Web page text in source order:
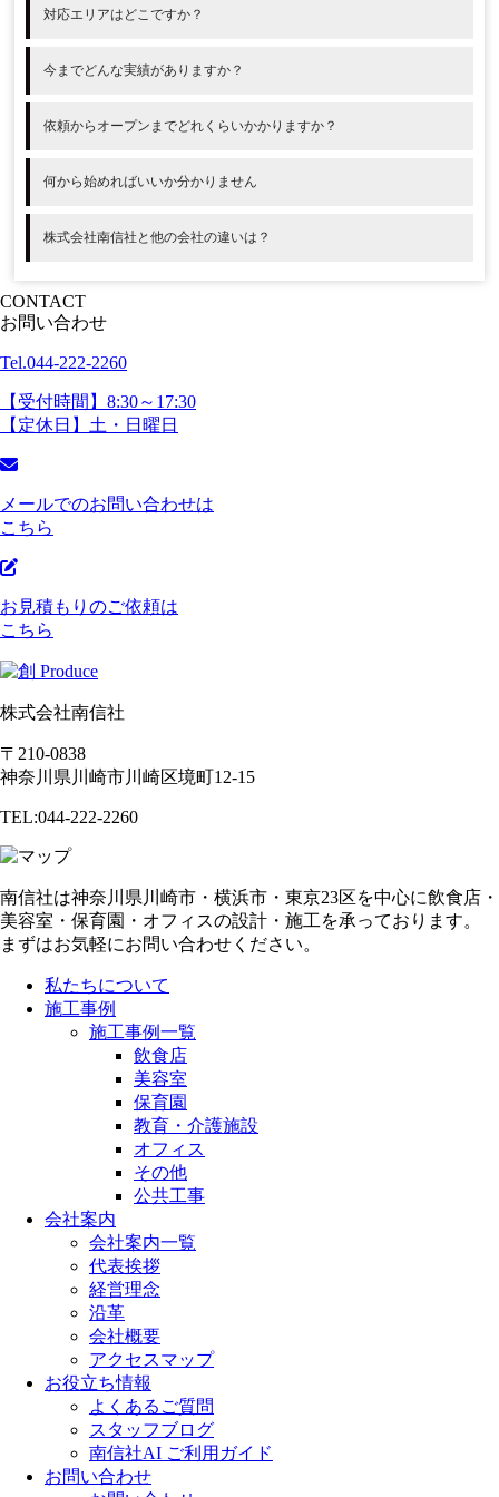
対応エリアはどこですか？
今までどんな実績がありますか？
依頼からオープンまでどれくらいかかりますか？
何から始めればいいか分かりません
株式会社南信社と他の会社の違いは？
CONTACT
お問い合わせ
Tel.044-222-2260
【受付時間】8:30～17:30
【定休日】土・日曜日
メールでのお問い合わせは
こちら
お見積もりのご依頼は
こちら
株式会社南信社
〒210-0838
神奈川県川崎市川崎区境町12-15
TEL:044-222-2260
南信社は神奈川県川崎市・横浜市・東京23区を中心に飲食店・
美容室・保育園・オフィスの設計・施工を承っております。
まずはお気軽にお問い合わせください。
私たちについて
施工事例
施工事例一覧
飲食店
美容室
保育園
教育・介護施設
オフィス
その他
公共工事
会社案内
会社案内一覧
代表挨拶
経営理念
沿革
会社概要
アクセスマップ
お役立ち情報
よくあるご質問
スタッフブログ
南信社AI ご利用ガイド
お問い合わせ